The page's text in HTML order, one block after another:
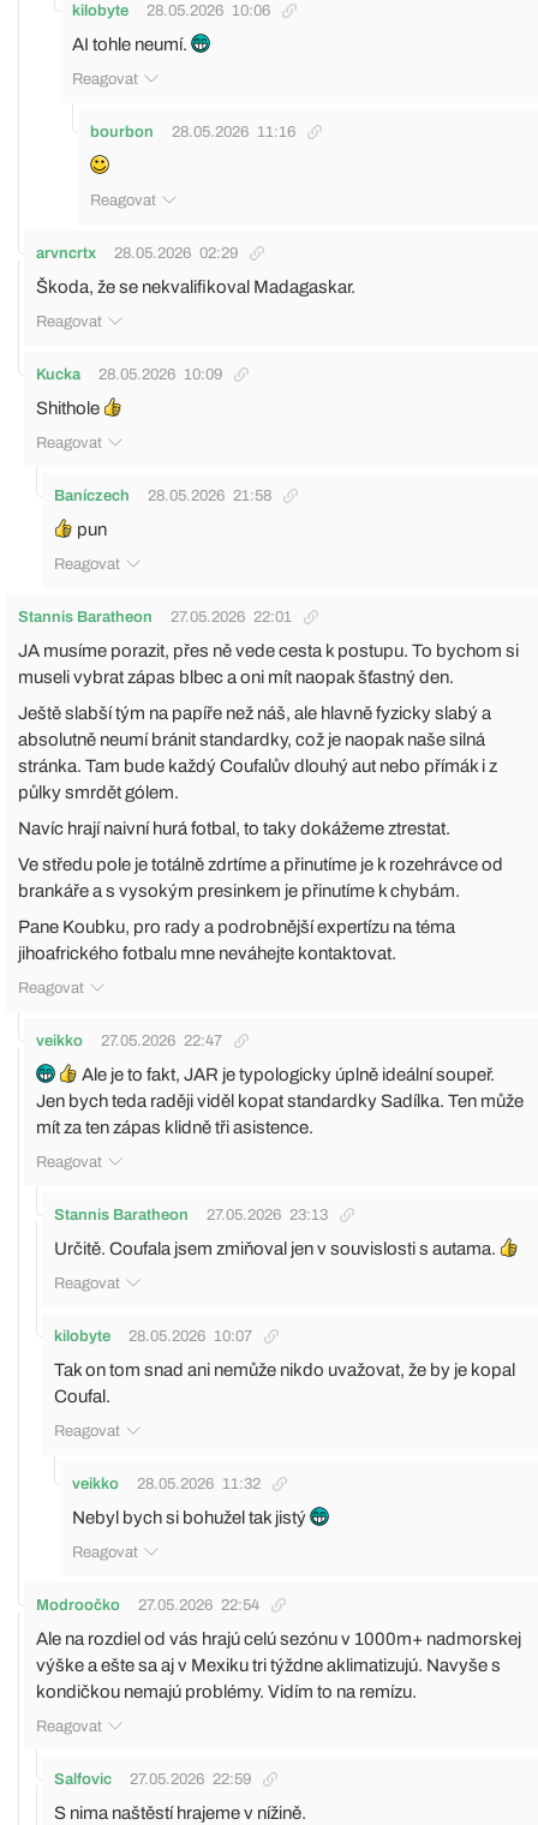
kilobyte 28.05.2026 10:06
AI tohle neumí.
Reagovat
bourbon 28.05.2026 11:16
Reagovat
arvncrtx 28.05.2026 02:29
Škoda, že se nekvalifikoval Madagaskar.
Reagovat
Kucka 28.05.2026 10:09
Shithole
Reagovat
Baníczech 28.05.2026 21:58
pun
Reagovat
Stannis Baratheon 27.05.2026 22:01
JA musíme porazit, přes ně vede cesta k postupu. To bychom si
museli vybrat zápas blbec a oni mít naopak šťastný den.
Ještě slabší tým na papíře než náš, ale hlavně fyzicky slabý a
absolutně neumí bránit standardky, což je naopak naše silná
stránka. Tam bude každý Coufalův dlouhý aut nebo přímák i z
půlky smrdět gólem.
Navíc hrají naivní hurá fotbal, to taky dokážeme ztrestat.
Ve středu pole je totálně zdrtíme a přinutíme je k rozehrávce od
brankáře a s vysokým presinkem je přinutíme k chybám.
Pane Koubku, pro rady a podrobnější expertízu na téma
jihoafrického fotbalu mne neváhejte kontaktovat.
Reagovat
veikko 27.05.2026 22:47
Ale je to fakt, JAR je typologicky úplně ideální soupeř.
Jen bych teda raději viděl kopat standardky Sadílka. Ten může
mít za ten zápas klidně tři asistence.
Reagovat
Stannis Baratheon 27.05.2026 23:13
Určitě. Coufala jsem zmiňoval jen v souvislosti s autama.
Reagovat
kilobyte 28.05.2026 10:07
Tak on tom snad ani nemůže nikdo uvažovat, že by je kopal
Coufal.
Reagovat
veikko 28.05.2026 11:32
Nebyl bych si bohužel tak jistý
Reagovat
Modroočko 27.05.2026 22:54
Ale na rozdiel od vás hrajú celú sezónu v 1000m+ nadmorskej
výške a ešte sa aj v Mexiku tri týždne aklimatizujú. Navyše s
kondičkou nemajú problémy. Vidím to na remízu.
Reagovat
Salfovic 27.05.2026 22:59
S nima naštěstí hrajeme v nížině.